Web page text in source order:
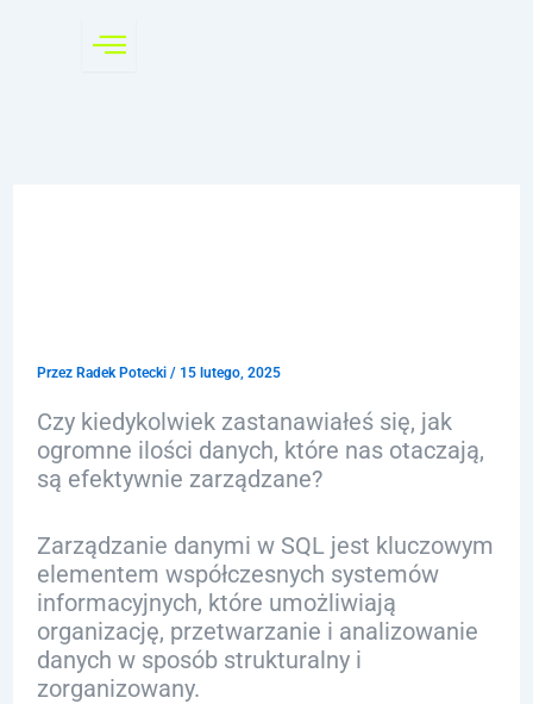
Przez Radek Potecki / 15 lutego, 2025
Czy kiedykolwiek zastanawiałeś się, jak
ogromne ilości danych, które nas otaczają,
są efektywnie zarządzane?
Zarządzanie danymi w SQL jest kluczowym
elementem współczesnych systemów
informacyjnych, które umożliwiają
organizację, przetwarzanie i analizowanie
danych w sposób strukturalny i
zorganizowany.